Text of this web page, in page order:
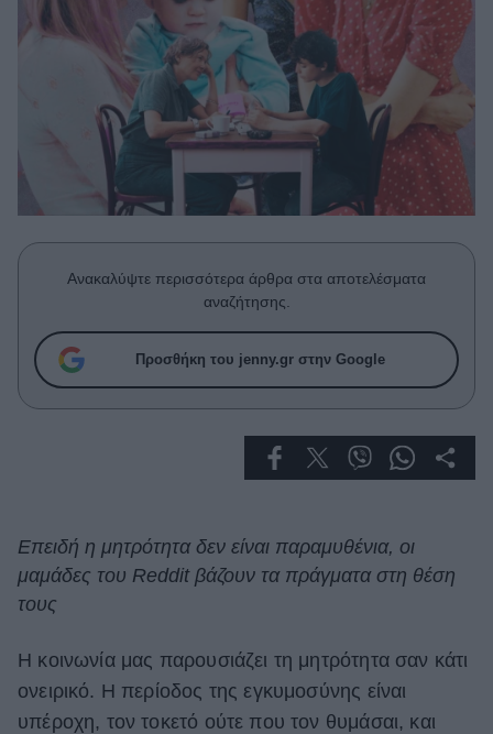
Woman Power
Real Women
Πρόσωπα
Συνεντεύξεις
Ask the Guru
Success Stories
Deco
Cooking
Green
Αφιερώματα
Ανακαλύψτε περισσότερα άρθρα στα αποτελέσματα
αναζήτησης.
Προσθήκη του jenny.gr στην Google
Επειδή η μητρότητα δεν είναι παραμυθένια, οι
μαμάδες του Reddit βάζουν τα πράγματα στη θέση
τους
Η κοινωνία μας παρουσιάζει τη μητρότητα σαν κάτι
ονειρικό. Η περίοδος της εγκυμοσύνης είναι
υπέροχη, τον τοκετό ούτε που τον θυμάσαι, και